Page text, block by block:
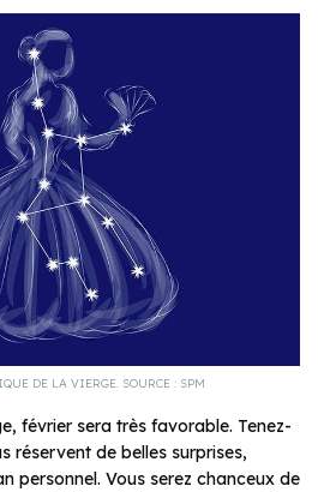
DE LA VIERGE. SOURCE : SPM
février sera très favorable. Tenez-
réservent de belles surprises,
personnel. Vous serez chanceux de